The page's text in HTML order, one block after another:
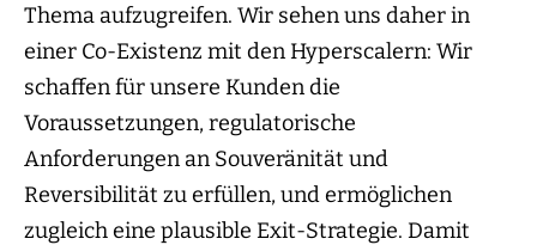
Thema aufzugreifen. Wir sehen uns daher in
einer Co-Existenz mit den Hyperscalern: Wir
schaffen für unsere Kunden die
Voraussetzungen, regulatorische
Anforderungen an Souveränität und
Reversibilität zu erfüllen, und ermöglichen
zugleich eine plausible Exit-Strategie. Damit